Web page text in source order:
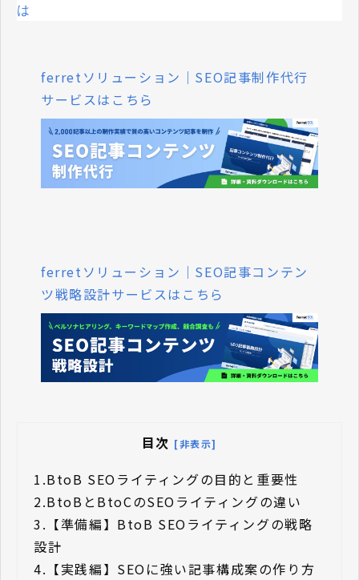
は
ferretソリューション｜SEO記事制作代行
サービスはこちら
ferretソリューション｜SEO記事コンテン
ツ戦略設計サービスはこちら
目次 [非表示]
1.BtoB SEOライティングの目的と重要性
2.BtoBとBtoCのSEOライティングの違い
3. 【準備編】BtoB SEOライティングの戦略
設計
4. 【実践編】SEOに強い記事構成案の作り方